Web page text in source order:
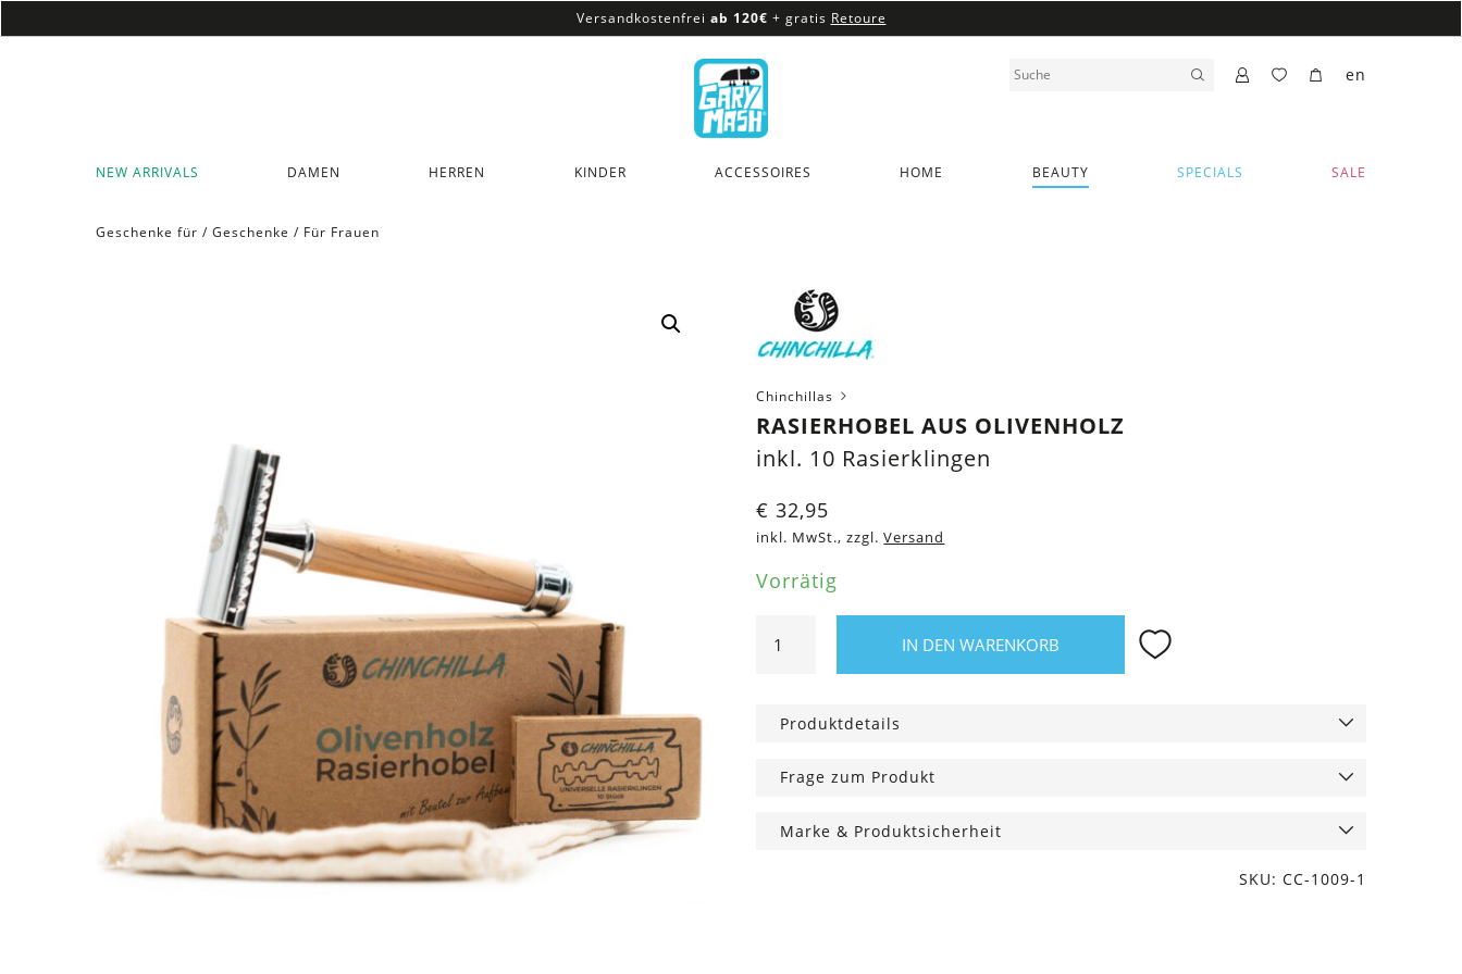
Versandkostenfrei ab 120€ + gratis Retoure
Versandkostenfreiab 120€
NEW ARRIVALS DAMEN HERREN KINDER ACCESSOIRES HOME BEAUTY SPECIALS SALE
en
Geschenke für / Geschenke / Für Frauen
Chinchillas
RASIERHOBEL AUS OLIVENHOLZ
inkl. 10 Rasierklingen
€ 32,95
inkl. MwSt., zzgl. Versand
Vorrätig
aus
Olivenholz
IN DEN WARENKORB
Produktdetails
Frage zum Produkt
Marke & Produktsicherheit
SKU: CC-1009-1